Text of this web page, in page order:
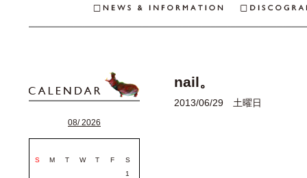
08/ 2026
S M T W T F
S
1
nail。
2013/06/29 土曜日